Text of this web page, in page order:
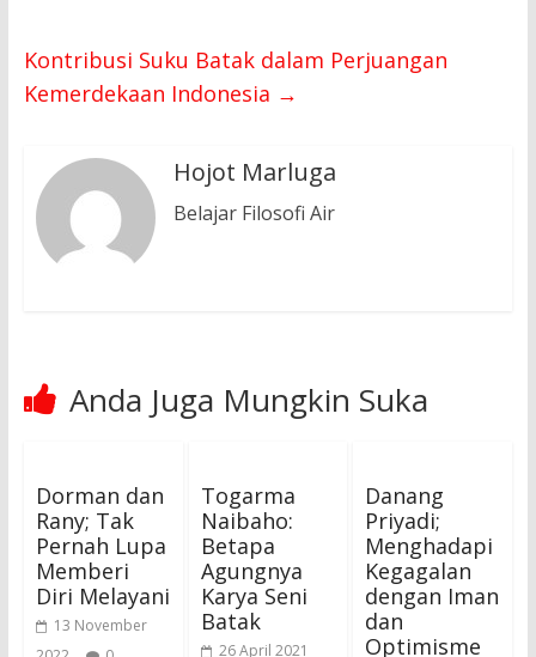
Kontribusi Suku Batak dalam Perjuangan
Kemerdekaan Indonesia →
Hojot Marluga
Belajar Filosofi Air
Anda Juga Mungkin Suka
Dorman dan
Rany; Tak
Pernah Lupa
Memberi
Diri Melayani
13 November
Togarma
Naibaho:
Betapa
Agungnya
Karya Seni
Batak
26 April 2021
Danang
Priyadi;
Menghadapi
Kegagalan
dengan Iman
dan
Optimisme